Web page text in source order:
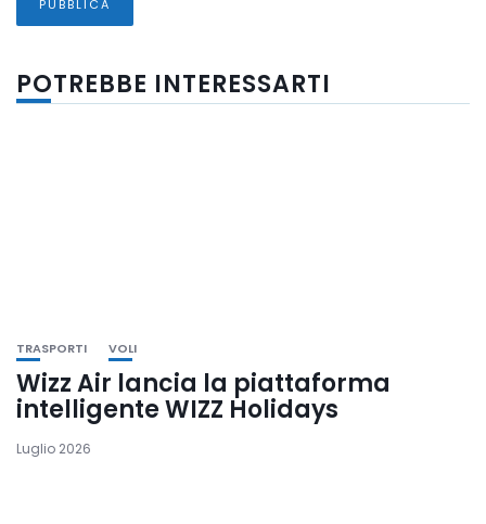
POTREBBE INTERESSARTI
TRASPORTI VOLI
Wizz Air lancia la piattaforma
intelligente WIZZ Holidays
Luglio 2026